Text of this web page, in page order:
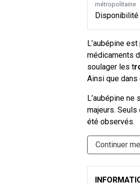
métropolitaine
Disponibilité
L’aubépine
médicaments
soulager les t
Ainsi que dans
L’aubépine
majeurs.
été observés.
Continuer